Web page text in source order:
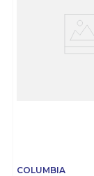
COLUMBIA